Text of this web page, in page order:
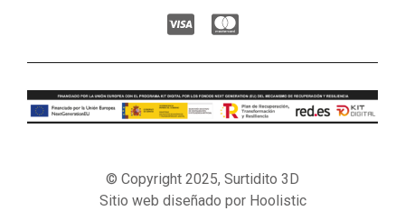
© Copyright 2025, Surtidito 3D
Sitio web diseñado por Hoolistic